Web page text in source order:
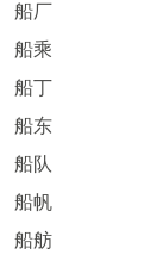
船厂
船乘
船丁
船东
船队
船帆
船舫